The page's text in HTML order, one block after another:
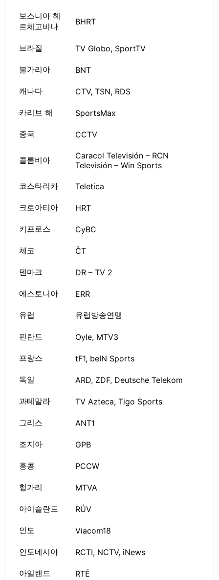
보스니아 헤
르체고비나
BHRT
브라질 TV Globo, SportTV
불가리아 BNT
캐나다 CTV, TSN, RDS
카리브 해 SportsMax
중국 CCTV
콜롬비아
Caracol Televisión – RCN
Televisión – Win Sports
코스타리카 Teletica
크로아티아 HRT
키프로스 CyBC
체코 ČT
덴마크 DR – TV 2
에스토니아 ERR
유럽 유럽방송연맹
핀란드 Oyle, MTV3
프랑스 tF1, beIN Sports
독일 ARD, ZDF, Deutsche Telekom
과테말라 TV Azteca, Tigo Sports
그리스 ANT1
조지아 GPB
홍콩 PCCW
헝가리 MTVA
아이슬란드 RÚV
인도 Viacom18
인도네시아 RCTI, NCTV, iNews
아일랜드 RTÉ